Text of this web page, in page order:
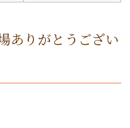
ありがとうござい